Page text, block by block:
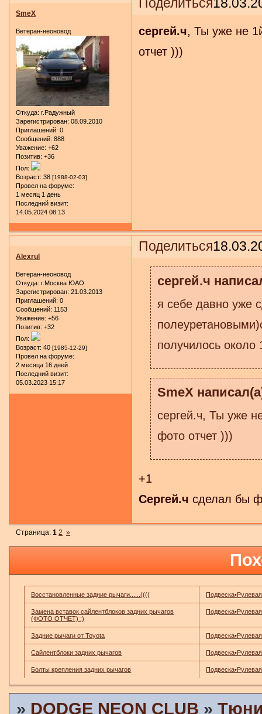
Поделиться
SmeX
Ветеран-неоновод
Откуда: г.Радужный
Зарегистрирован: 08.09.2010
Приглашений: 0
Сообщений: 888
Уважение: +62
Позитив: +36
Пол:
Возраст: 38 [1988-02-03]
Провел на форуме:
1 месяц 1 день
Последний визит:
14.05.2024 08:13
сергей.ч, Ты уже не
отчет )))
Поделиться
Alexrul
Ветеран-неоновод
Откуда: г.Москва ЮАО
Зарегистрирован: 21.03.2013
Приглашений: 0
Сообщений: 1153
Уважение: +56
Позитив: +32
Пол:
Возраст: 40 [1985-12-29]
Провел на форуме:
2 месяца 16 дней
Последний визит:
05.03.2023 15:17
сергей.ч
я себе давно уже
получилось около
SmeX
сергей.ч, Ты уже
фото отчет )))
+1
Сергей.ч сделал бы
Страница:1 2 »
Восстановленные задние рычаги......((((
Замена вставок сайлентблоков задних рычагов
(ФОТО ОТЧЕТ) :)
Задние рычаги от Toyota
Сайлентблоки задних рычагов
Болты крепления задних рычагов
» DODGE NEON CLUB »